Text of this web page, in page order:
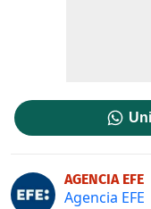
AGENCIA EFE
Agencia EFE